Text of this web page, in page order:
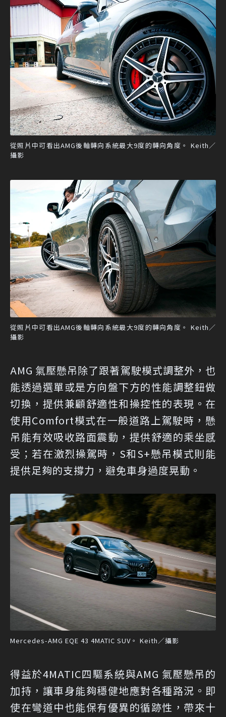
從照片中可看出AMG後軸轉向系統最大9度的轉向角度。 Keith／
攝影
從照片中可看出AMG後軸轉向系統最大9度的轉向角度。 Keith／
攝影
AMG 氣壓懸吊除了跟著駕駛模式調整外，也
能透過選單或是方向盤下方的性能調整鈕做
切換，提供兼顧舒適性和操控性的表現。在
使用Comfort模式在一般道路上駕駛時，懸
吊能有效吸收路面震動，提供舒適的乘坐感
受；若在激烈操駕時，S和S+懸吊模式則能
提供足夠的支撐力，避免車身過度晃動。
Mercedes-AMG EQE 43 4MATIC SUV。 Keith／攝影
得益於4MATIC四驅系統與AMG 氣壓懸吊的
加持，讓車身能夠穩健地應對各種路況。即
使在彎道中也能保有優異的循跡性，帶來十